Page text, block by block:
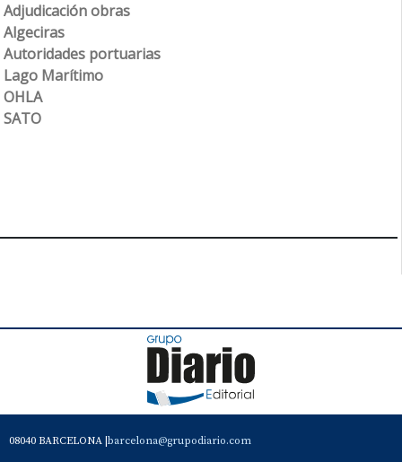
Adjudicación obras
Algeciras
Autoridades portuarias
Lago Marítimo
OHLA
SATO
08040 BARCELONA | barcelona@grupodiario.com